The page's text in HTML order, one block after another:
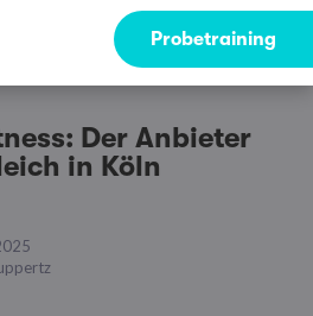
Probetraining
Der Anbieter
in Köln